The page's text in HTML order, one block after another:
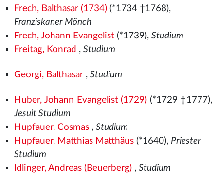
Frech, Balthasar (1734)(*1734 †1768),
Franziskaner Mönch
Frech, Johann Evangelist(*1739), Studium
Freitag, Konrad , Studium
Georgi, Balthasar, Studium
Huber, Johann Evangelist (1729) (*1729 †1777),
Jesuit Studium
Hupfauer, Cosmas, Studium
Hupfauer, Matthias Matthäus(*1640), Priester
Studium
Idlinger, Andreas (Beuerberg), Studium